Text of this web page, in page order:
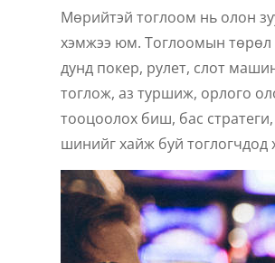
Мөрийтэй тоглоом нь олон
хэмжээ юм. Тоглоомын төрөл
дунд покер, рулет, слот
тоглож, аз туршиж, орлого
тооцоолох биш, бас
шинийг хайж буй тоглогчдод